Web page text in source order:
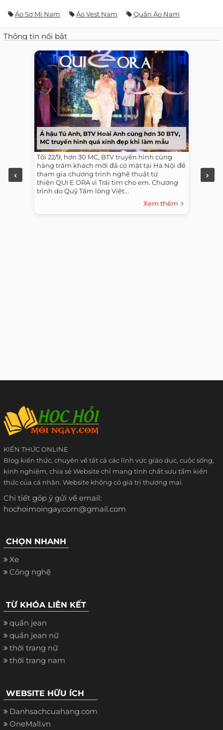
Áo Sơ Mi Nam Áo Vest Nam Quần Áo Nam
Thông tin nổi bật
Á hậu Tú Anh, BTV Hoài Anh cùng hơn 30 BTV,
MC truyền hình quá xinh đẹp khi làm mẫu
Tối 22/9, hơn 30 MC, BTV truyền hình cùng
hàng trăm khách mời đã có mặt tại Hà Nội để
tham gia chương trình nghệ thuật từ
thiện QUI E ORA vì Trái tim cho em. Chương
trình do Quỹ Tấm lòng Việt...
Xem thêm
KIẾN THỨC ONLINE
Blog kiến thức, chuyên về tất cả các lĩnh vực giáo dục, cuộc sống,
kinh nghiệm, chia sẻ Website chỉ mang tính chất sưu tầm kiến
thức của cá nhân. Website không có giá trị thương mại.
Chi tiết góp ý gửi về email:
hochoimoingay.com@gmail.com
CHỌN NHANH
Xe
Công nghệ
TỪ KHÓA LIÊN KẾT
quần jean
quần jean nữ
thời trang nữ
thời trang nam
WEBSITE HỮU ÍCH
Danhsachcuahang.com
OneMall.vn